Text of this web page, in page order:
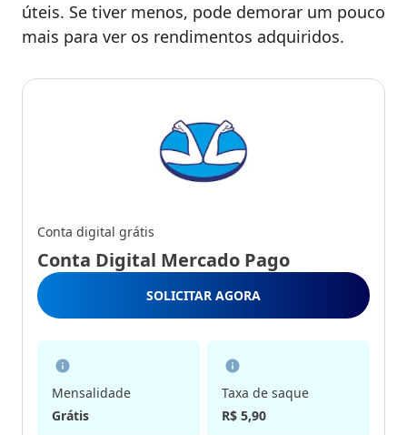
úteis. Se tiver menos, pode demorar um pouco
mais para ver os rendimentos adquiridos.
Conta digital grátis
Conta Digital Mercado Pago
SOLICITAR AGORA
Mensalidade
Grátis
Taxa de saque
R$ 5,90